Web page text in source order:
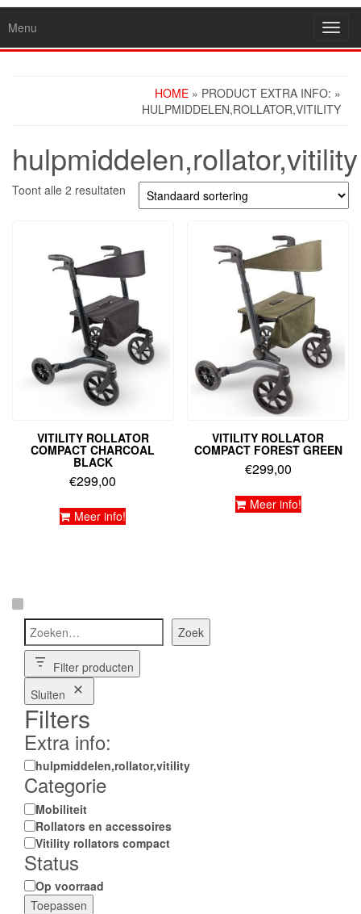
Menu
HOME » PRODUCT EXTRA INFO: »
HULPMIDDELEN,ROLLATOR,VITILITY
hulpmiddelen,rollator,vitility
Toont alle 2 resultaten
VITILITY ROLLATOR
COMPACT CHARCOAL
BLACK
€299,00
Meer info!
VITILITY ROLLATOR
COMPACT FOREST GREEN
€299,00
Meer info!
Zoeken Zoek
Filter producten
Sluiten
Filters
Extra info:
Extra
info:
hulpmiddelen,rollator,vitility
Categorie
Categorie
Mobiliteit
Rollators en accessoires
Vitility rollators compact
Status
Status
Op voorraad
Toepassen